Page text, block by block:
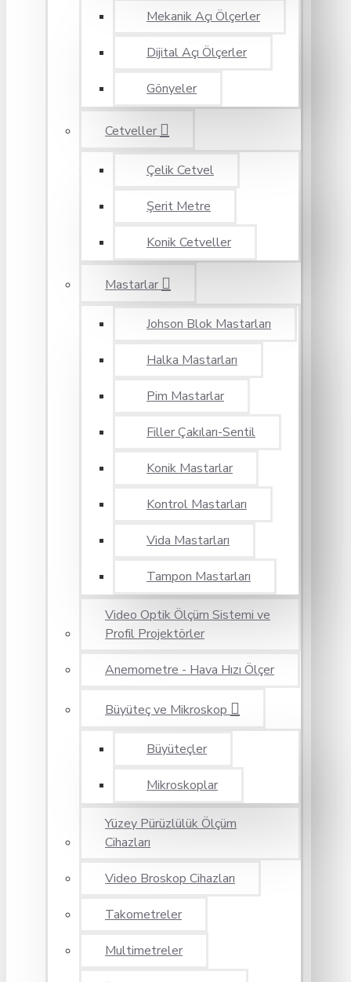
Mekanik Açı Ölçerler
Dijital Açı Ölçerler
Gönyeler
Cetveller
Çelik Cetvel
Şerit Metre
Konik Cetveller
Mastarlar
Johson Blok Mastarları
Halka Mastarları
Pim Mastarlar
Filler Çakıları-Sentil
Konik Mastarlar
Kontrol Mastarları
Vida Mastarları
Tampon Mastarları
Video Optik Ölçüm Sistemi ve
Profil Projektörler
Anemometre - Hava Hızı Ölçer
Büyüteç ve Mikroskop
Büyüteçler
Mikroskoplar
Yüzey Pürüzlülük Ölçüm
Cihazları
Video Broskop Cihazları
Takometreler
Multimetreler